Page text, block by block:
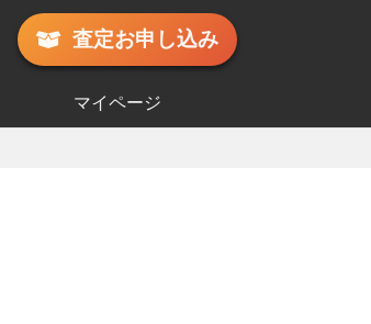
査定お申し込み
マイページ